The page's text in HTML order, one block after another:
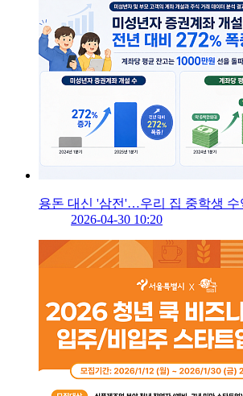
용돈 대신 '삼전'…우리 집 중학생 수
2026-04-30 10:20